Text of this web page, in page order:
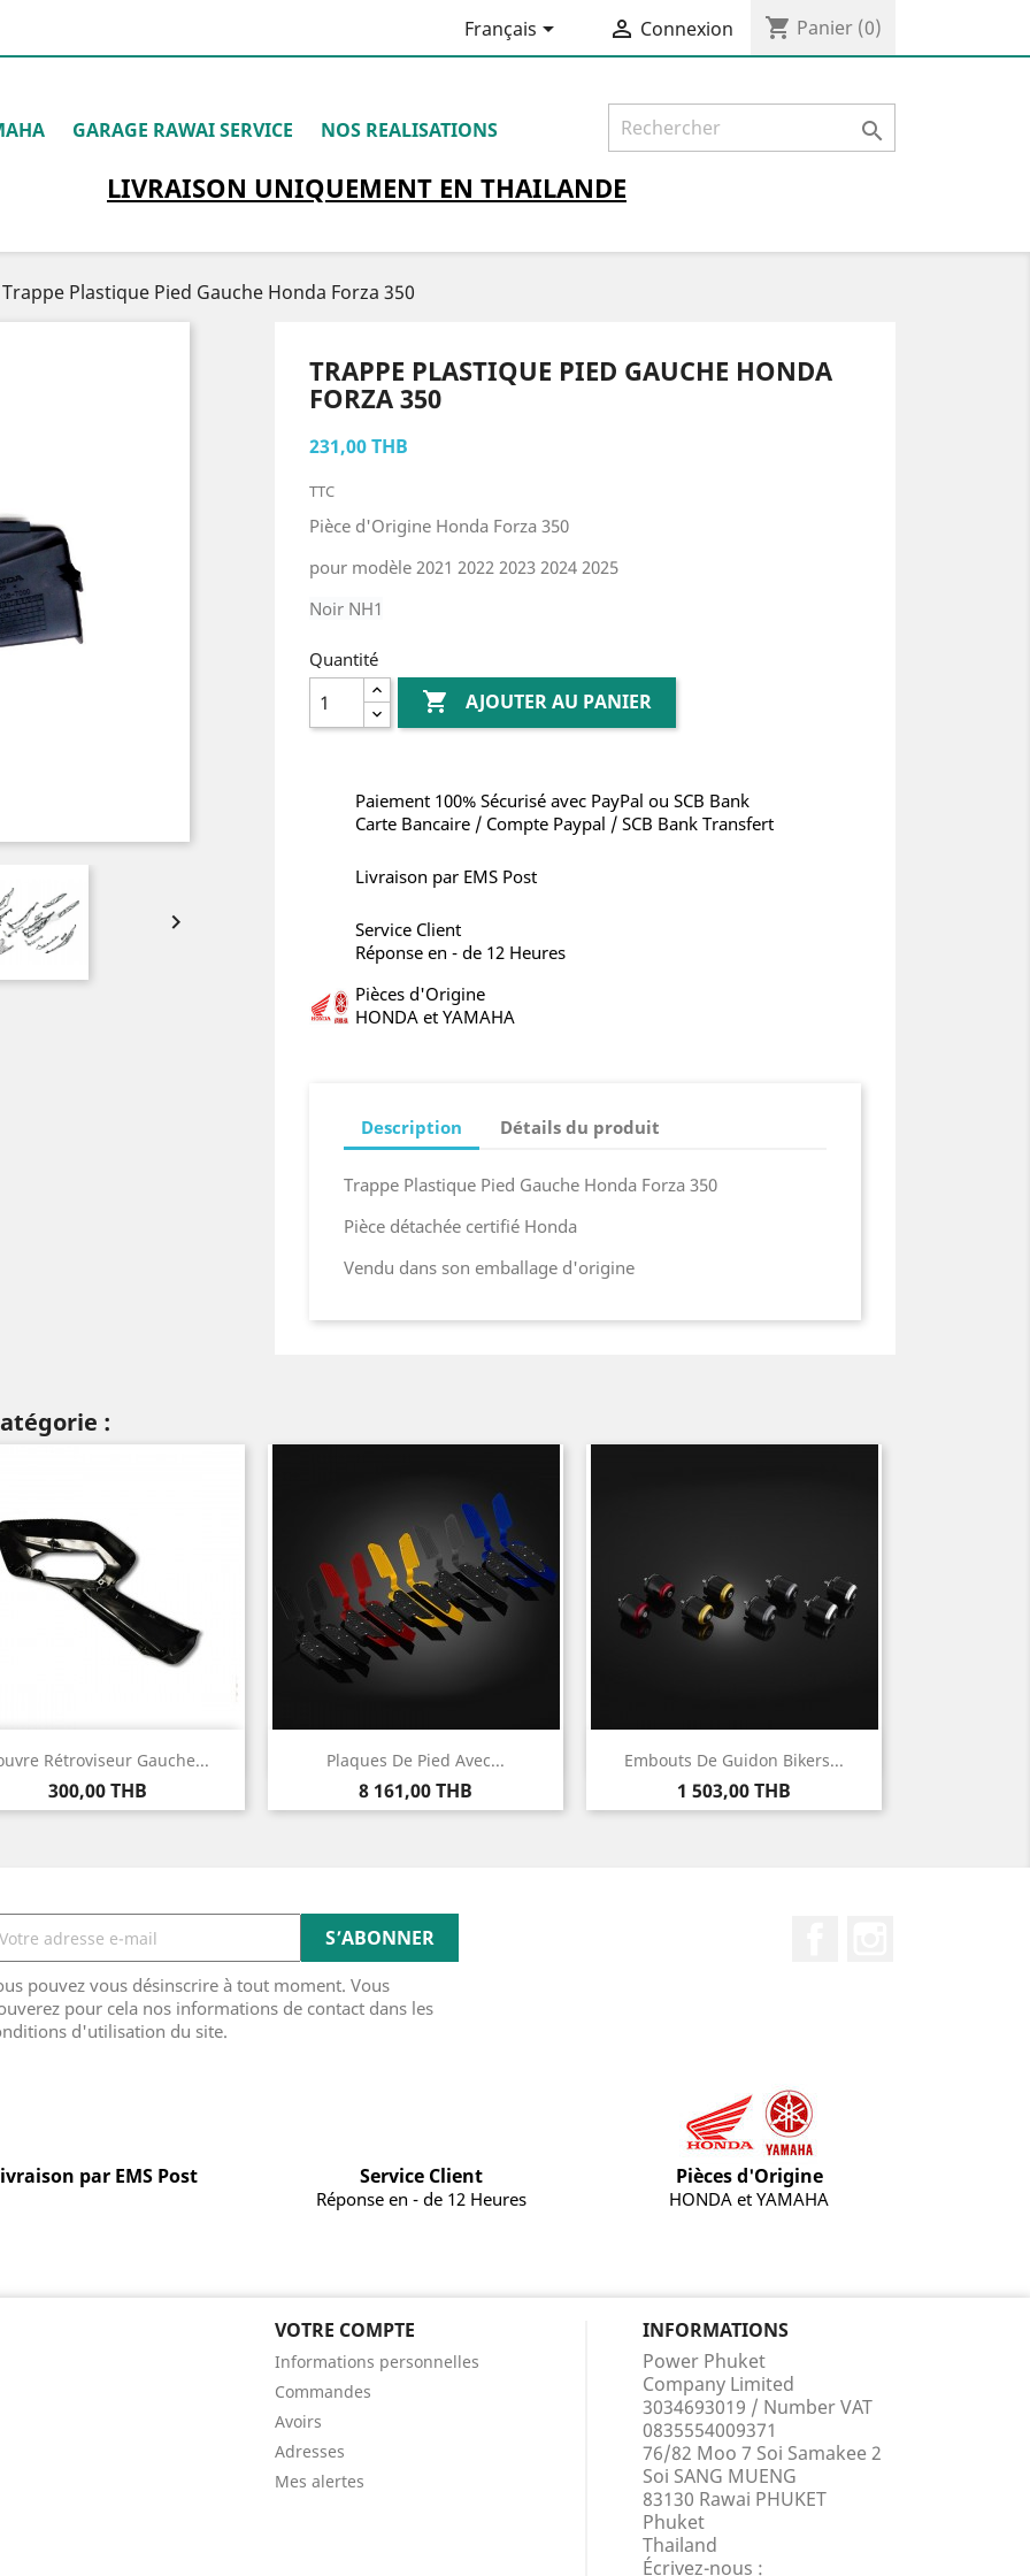
Français  Connexion shopping_cart Panier (0)
GARAGE RAWAI SERVICE NOS REALISATIONS 
LIVRAISON UNIQUEMENTEN THAILANDE
Trappe Plastique Pied Gauche Honda Forza 350

TRAPPE PLASTIQUE PIED GAUCHE HONDA
FORZA 350
231,00 THB
TTC
Pièce d'Origine Honda Forza 350
pour modèle 2021 2022 2023 2024 2025
Noir NH1
Quantité
 AJOUTER AU PANIER
Paiement 100% Sécurisé avec PayPal ou SCB Bank
Carte Bancaire / Compte Paypal / SCB Bank Transfert
Livraison par EMS Post
Service Client
Réponse en - de 12 Heures
Pièces d'Origine
HONDA et YAMAHA
Description Détails du produit
Trappe Plastique Pied Gauche Honda Forza 350
Pièce détachée certifié Honda
Vendu dans son emballage d'origine
:
Rétroviseur Gauche...
Prix
300,00 THB
Aperçu rapide Plaques De Pied Avec...
Prix
8 161,00 THB
Aperçu rapide Embouts De Guidon Bikers...
Prix
1 503,00 THB
Aperçu rapide
pouvez vous désinscrire à tout moment. Vous
pour cela nos informations de contact dans les
d'utilisation du site.
par EMS Post Service Client
Réponse en - de 12 Heures
Pièces d'Origine
HONDA et YAMAHA
VOTRE COMPTE
Informations personnelles
Commandes
Avoirs
Adresses
Mes alertes
INFORMATIONS
Power Phuket
Company Limited
3034693019 / Number VAT
0835554009371
76/82 Moo 7 Soi Samakee 2
Soi SANG MUENG
83130 Rawai PHUKET
Phuket
Thailand
Écrivez-nous :